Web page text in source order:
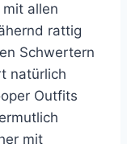
allen
rattig
Schwertern
natürlich
Outfits
mit